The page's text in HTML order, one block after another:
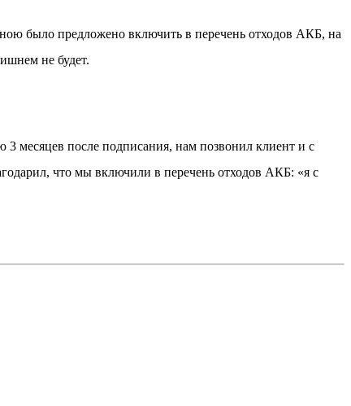
было предложено включить в перечень отходов АКБ, на
не будет.
месяцев после подписания, нам позвонил клиент и с
что мы включили в перечень отходов АКБ: «я с